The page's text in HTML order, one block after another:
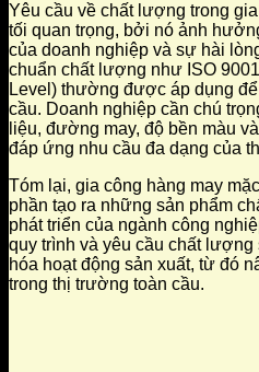
Yêu cầu về chất lượng trong
tối quan trọng, bởi nó ảnh
của doanh nghiệp và sự hài
chuẩn chất lượng như ISO
Level) thường được áp dụng
cầu. Doanh nghiệp cần chú
liệu, đường may, độ bền màu
đáp ứng nhu cầu đa dạng của
Tóm lại, gia công hàng may
phần tạo ra những sản phẩm
phát triển của ngành công
quy trình và yêu cầu chất
hóa hoạt động sản xuất, từ đó
trong thị trường toàn cầu.